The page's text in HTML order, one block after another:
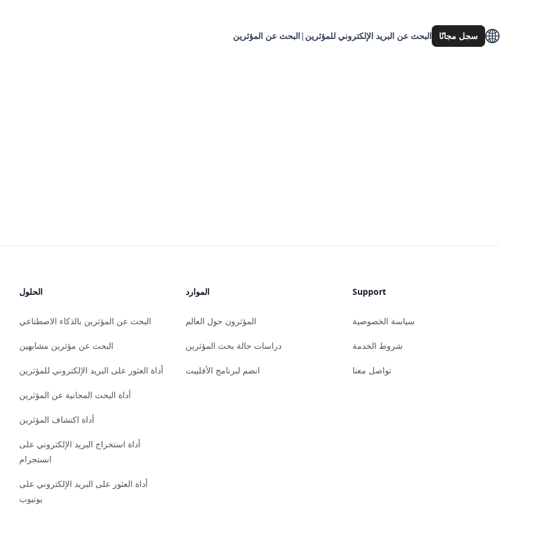
البحث عن المؤثرين| البحث عن البريد الإلكتروني للمؤثرين سجل مجانًا
الحلول
البحث عن المؤثرين بالذكاء الاصطناعي
البحث عن مؤثرين مشابهين
أداة العثور على البريد الإلكتروني للمؤثرين
أداة البحث المجانية عن المؤثرين
أداة اكتشاف المؤثرين
أداة استخراج البريد الإلكتروني على
انستجرام
أداة العثور على البريد الإلكتروني على
يوتيوب
الموارد
المؤثرون حول العالم
دراسات حالة بحث المؤثرين
انضم لبرنامج الأفلييت
Support
سياسة الخصوصية
شروط الخدمة
تواصل معنا